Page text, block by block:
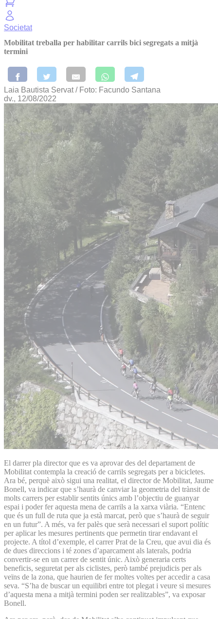
Societat
Mobilitat treballa per habilitar carrils bici segregats a mitjà
termini
Laia Bautista Servat / Foto: Facundo Santana
dv., 12/08/2022
El darrer pla director que es va aprovar des del departament de
Mobilitat contempla la creació de carrils segregats per a bicicletes.
Ara bé, perquè això sigui una realitat, el director de Mobilitat, Jaume
Bonell, va indicar que s’haurà de canviar la geometria del trànsit de
molts carrers per establir sentits únics amb l’objectiu de guanyar
espai i poder fer aquesta mena de carrils a la xarxa viària. “Entenc
que és un full de ruta que ja està marcat, però que s’haurà de seguir
en un futur”. A més, va fer palès que serà necessari el suport polític
per aplicar les mesures pertinents que permetin tirar endavant el
projecte. A títol d’exemple, el carrer Prat de la Creu, que avui dia és
de dues direccions i té zones d’aparcament als laterals, podria
convertir-se en un carrer de sentit únic. Això generaria certs
beneficis, seguretat per als ciclistes, però també prejudicis per als
veïns de la zona, que haurien de fer moltes voltes per accedir a casa
seva. “S’ha de buscar un equilibri entre tot plegat i veure si mesures
d’aquesta mena a mitjà termini poden ser realitzables”, va exposar
Bonell.